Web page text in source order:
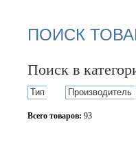
ПОИСК
Поиск в
Тип Производитель
Всего товаров: 93